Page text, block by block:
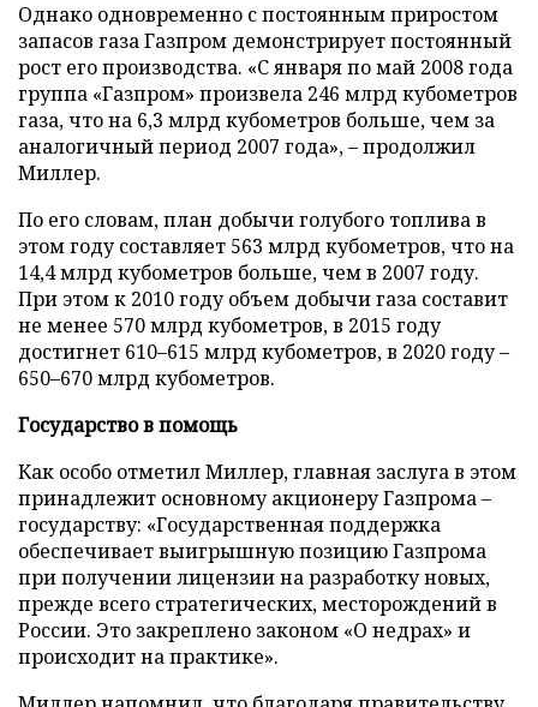
Однако одновременно с постоянным приростом
запасов газа Газпром демонстрирует постоянный
рост его производства. «С января по май 2008 года
группа «Газпром» произвела 246 млрд кубометров
газа, что на 6,3 млрд кубометров больше, чем за
аналогичный период 2007 года», – продолжил
Миллер.
По его словам, план добычи голубого топлива в
этом году составляет 563 млрд кубометров, что на
14,4 млрд кубометров больше, чем в 2007 году.
При этом к 2010 году объем добычи газа составит
не менее 570 млрд кубометров, в 2015 году
достигнет 610–615 млрд кубометров, в 2020 году –
650–670 млрд кубометров.
Государство в помощь
Как особо отметил Миллер, главная заслуга в этом
принадлежит основному акционеру Газпрома –
государству: «Государственная поддержка
обеспечивает выигрышную позицию Газпрома
при получении лицензии на разработку новых,
прежде всего стратегических, месторождений в
России. Это закреплено законом «О недрах» и
происходит на практике».